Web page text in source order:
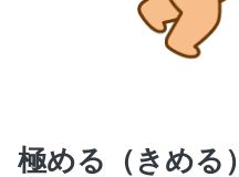
極める（きめる）